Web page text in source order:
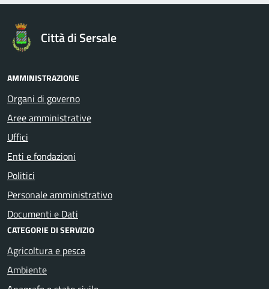
Città di Sersale
AMMINISTRAZIONE
Organi di governo
Aree amministrative
Uffici
Enti e fondazioni
Politici
Personale amministrativo
Documenti e Dati
CATEGORIE DI SERVIZIO
Agricoltura e pesca
Ambiente